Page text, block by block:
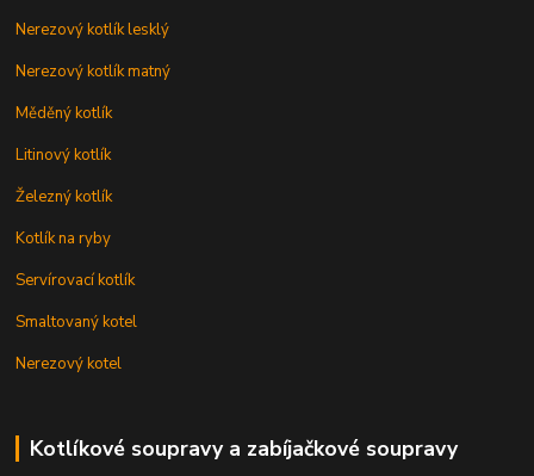
Nerezový kotlík lesklý
Nerezový kotlík matný
Měděný kotlík
Litinový kotlík
Železný kotlík
Kotlík na ryby
Servírovací kotlík
Smaltovaný kotel
Nerezový kotel
Kotlíkové soupravy a zabíjačkové soupravy